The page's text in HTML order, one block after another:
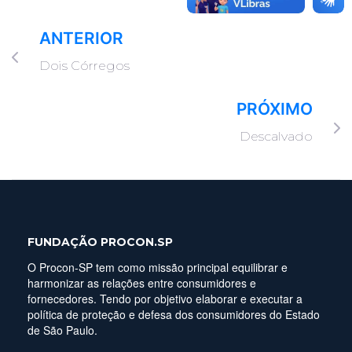
ANTERIOR
Dois Córregos
PRÓXIMO
Descalvado
FUNDAÇÃO PROCON.SP
O Procon-SP tem como missão principal equilibrar e
harmonizar as relações entre consumidores e
fornecedores. Tendo por objetivo elaborar e executar a
política de proteção e defesa dos consumidores do Estado
de São Paulo.